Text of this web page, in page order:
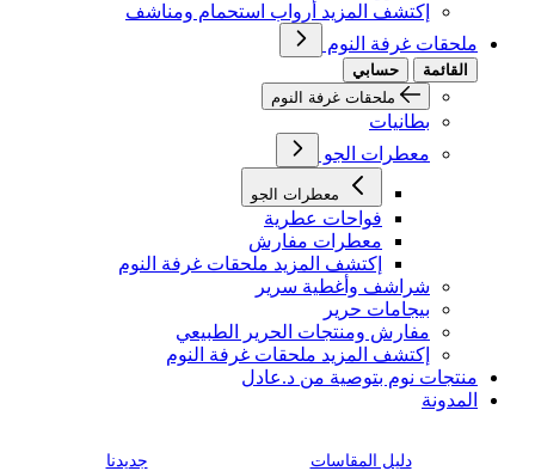
إكتشف المزيد أرواب استحمام ومناشف
ملحقات غرفة النوم
القائمة
حسابي
ملحقات غرفة النوم
بطانيات
معطرات الجو
معطرات الجو
فواحات عطرية
معطرات مفارش
إكتشف المزيد ملحقات غرفة النوم
شراشف وأغطية سرير
بيجامات حرير
مفارش ومنتجات الحرير الطبيعي
إكتشف المزيد ملحقات غرفة النوم
منتجات نوم بتوصية من د.عادل
المدونة
دليل المقاسات جديدنا